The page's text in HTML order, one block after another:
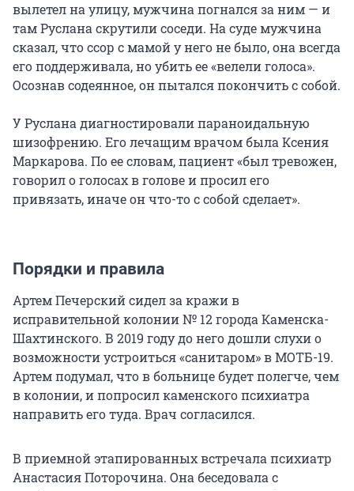
вылетел на улицу, мужчина погнался за ним — и
там Руслана скрутили соседи. На суде мужчина
сказал, что ссор с мамой у него не было, она всегда
его поддерживала, но убить ее «велели голоса».
Осознав содеянное, он пытался покончить с собой.
У Руслана диагностировали параноидальную
шизофрению. Его лечащим врачом была Ксения
Маркарова. По ее словам, пациент «был тревожен,
говорил о голосах в голове и просил его
привязать, иначе он что-то с собой сделает».
Порядки и правила
Артем Печерский сидел за кражи в
исправительной колонии № 12 города Каменска-
Шахтинского. В 2019 году до него дошли слухи о
возможности устроиться «санитаром» в МОТБ-19.
Артем подумал, что в больнице будет полегче, чем
в колонии, и попросил каменского психиатра
направить его туда. Врач согласился.
В приемной этапированных встречала психиатр
Анастасия Поторочина. Она беседовала с